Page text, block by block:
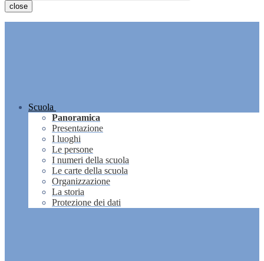
close
Scuola
Panoramica
Presentazione
I luoghi
Le persone
I numeri della scuola
Le carte della scuola
Organizzazione
La storia
Protezione dei dati